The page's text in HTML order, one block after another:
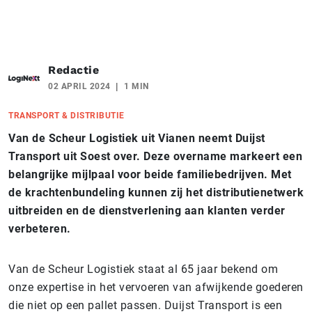
Redactie
02 APRIL 2024 1 MIN
TRANSPORT & DISTRIBUTIE
Van de Scheur Logistiek uit Vianen neemt Duijst
Transport uit Soest over. Deze overname markeert een
belangrijke mijlpaal voor beide familiebedrijven. Met
de krachtenbundeling kunnen zij het distributienetwerk
uitbreiden en de dienstverlening aan klanten verder
verbeteren.
Van de Scheur Logistiek staat al 65 jaar bekend om
onze expertise in het vervoeren van afwijkende goederen
die niet op een pallet passen. Duijst Transport is een